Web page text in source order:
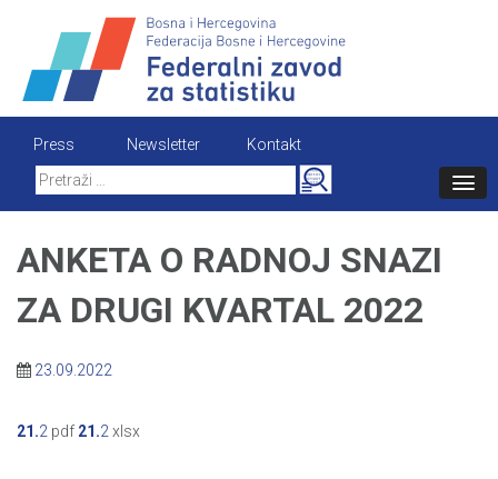
content
Press Newsletter
Kontakt
Search
for:
ANKETA O RADNOJ SNAZI
ZA DRUGI KVARTAL 2022
23.09.2022
21.2 pdf 21.2 xlsx